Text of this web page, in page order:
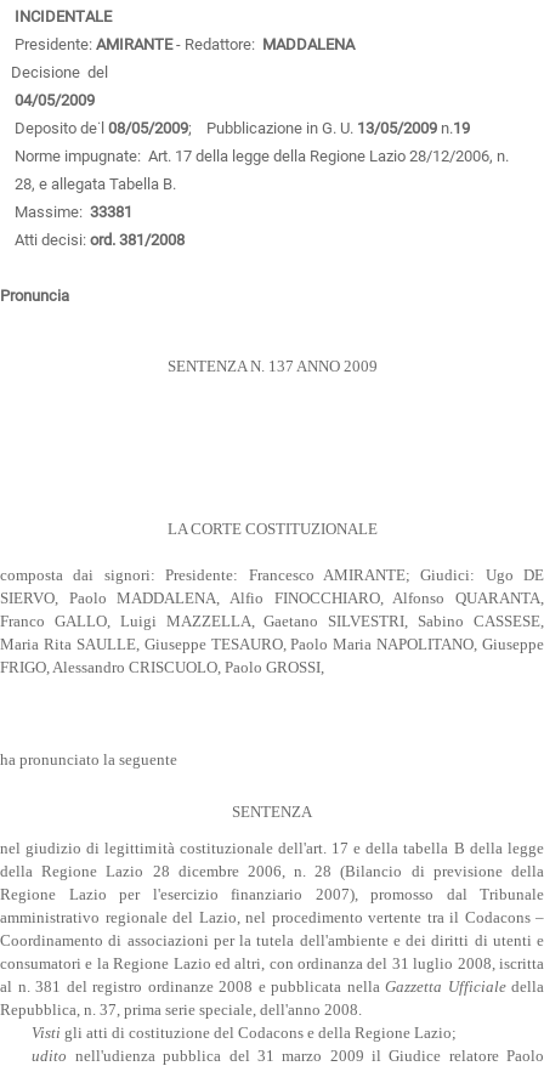
INCIDENTALE
Presidente: AMIRANTE- Redattore: MADDALENA
Decisione del
04/05/2009
Deposito de˙l 08/05/2009; Pubblicazione in G. U. 13/05/2009 n.19
Norme impugnate: Art. 17 della legge della Regione Lazio 28/12/2006, n.
28, e allegata Tabella B.
Massime: 33381
Atti decisi: ord. 381/2008
Pronuncia
SENTENZA N. 137 ANNO 2009
LA CORTE COSTITUZIONALE
composta dai signori: Presidente: Francesco AMIRANTE; Giudici: Ugo DE
SIERVO, Paolo MADDALENA, Alfio FINOCCHIARO, Alfonso QUARANTA,
Franco GALLO, Luigi MAZZELLA, Gaetano SILVESTRI, Sabino CASSESE,
Maria Rita SAULLE, Giuseppe TESAURO, Paolo Maria NAPOLITANO, Giuseppe
FRIGO, Alessandro CRISCUOLO, Paolo GROSSI,
ha pronunciato la seguente
SENTENZA
nel giudizio di legittimità costituzionale dell'art. 17 e della tabella B della legge
della Regione Lazio 28 dicembre 2006, n. 28 (Bilancio di previsione della
Regione Lazio per l'esercizio finanziario 2007), promosso dal Tribunale
amministrativo regionale del Lazio, nel procedimento vertente tra il Codacons –
Coordinamento di associazioni per la tutela dell'ambiente e dei diritti di utenti e
consumatori e la Regione Lazio ed altri, con ordinanza del 31 luglio 2008, iscritta
al n. 381 del registro ordinanze 2008 e pubblicata nella Gazzetta Ufficialedella
Repubblica, n. 37, prima serie speciale, dell'anno 2008.
Visti gli atti di costituzione del Codacons e della Regione Lazio;
udito nell'udienza pubblica del 31 marzo 2009 il Giudice relatore Paolo